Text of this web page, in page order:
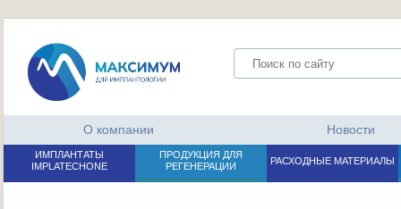
О компании Новости
ИМПЛАНТАТЫ
IMPLATECHONE
ПРОДУКЦИЯ ДЛЯ
РЕГЕНЕРАЦИИ
РАСХОДНЫЕ МАТЕРИАЛЫ